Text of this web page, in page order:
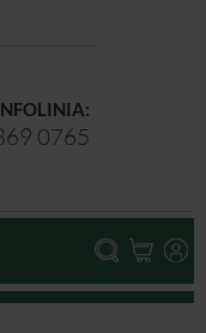
0765